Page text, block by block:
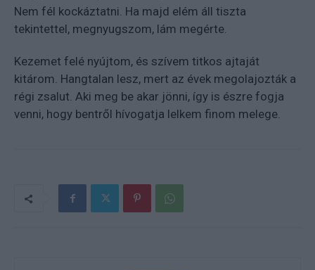
Nem fél kockáztatni. Ha majd elém áll tiszta
tekintettel, megnyugszom, lám megérte.
Kezemet felé nyújtom, és szívem titkos ajtaját
kitárom. Hangtalan lesz, mert az évek megolajozták a
régi zsalut. Aki meg be akar jönni, így is észre fogja
venni, hogy bentről hívogatja lelkem finom melege.